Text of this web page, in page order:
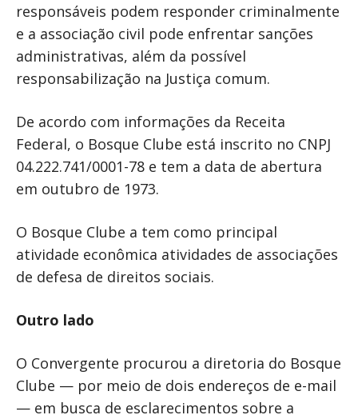
responsáveis podem responder criminalmente
e a associação civil pode enfrentar sanções
administrativas, além da possível
responsabilização na Justiça comum.
De acordo com informações da Receita
Federal, o Bosque Clube está inscrito no CNPJ
04.222.741/0001-78 e tem a data de abertura
em outubro de 1973.
O Bosque Clube a tem como principal
atividade econômica atividades de associações
de defesa de direitos sociais.
Outro lado
O Convergente procurou a diretoria do Bosque
Clube — por meio de dois endereços de e-mail
— em busca de esclarecimentos sobre a